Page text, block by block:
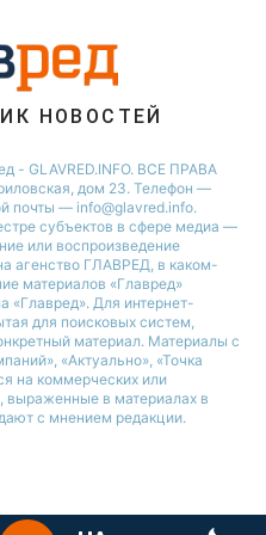
НОВОСТЕЙ
- GLAVRED.INFO. ВСЕ ПРАВА
дом 23. Телефон —
почты — info@glavred.info.
cубъектов в сфере медиа —
или воспроизведение
агенство ГЛАВРЕД, в каком-
материалов «Главред»
«Главред». Для интернет-
для поисковых систем,
материал. Материалы с
«Актуально», «Точка
на коммерческих или
выраженные в материалах в
с мнением редакции.